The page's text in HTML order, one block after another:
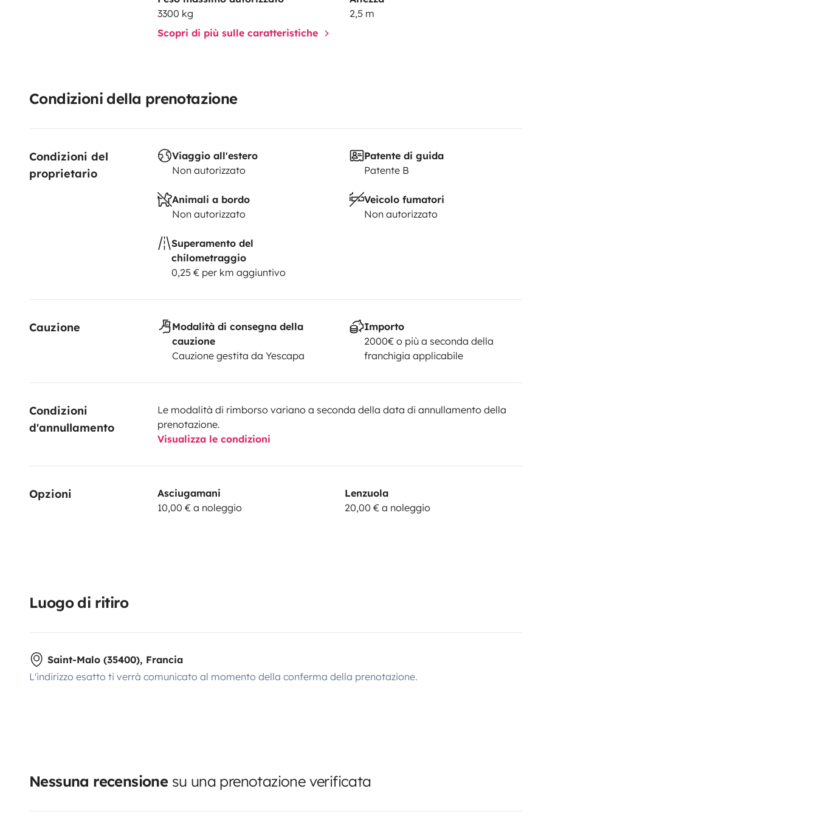
3300 kg
2,5 m
Scopri di più sulle caratteristiche
Condizioni della prenotazione
Condizioni del
proprietario
Viaggio all'estero
Non autorizzato
Patente di guida
Patente B
Animali a bordo
Non autorizzato
Veicolo fumatori
Non autorizzato
Superamento del
chilometraggio
0,25 € per km aggiuntivo
Cauzione
Modalità di consegna della
cauzione
Cauzione gestita da Yescapa
Importo
2000€ o più a seconda della
franchigia applicabile
Condizioni
d'annullamento
Le modalità di rimborso variano a seconda della data di annullamento della
prenotazione.
Visualizza le condizioni
Opzioni
Asciugamani
10,00 € a noleggio
Lenzuola
20,00 € a noleggio
Luogo di ritiro
Saint-Malo (35400), Francia
L'indirizzo esatto ti verrà comunicato al momento della conferma della prenotazione.
Nessuna recensionesu una prenotazione verificata